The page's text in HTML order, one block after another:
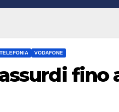
TELEFONIA VODAFONE
fino